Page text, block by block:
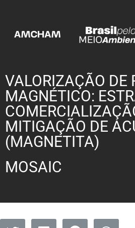
VALORIZAÇÃO DE
MAGNÉTICO:
MITIGAÇÃO DE
(MAGNETITA)
MOSAIC